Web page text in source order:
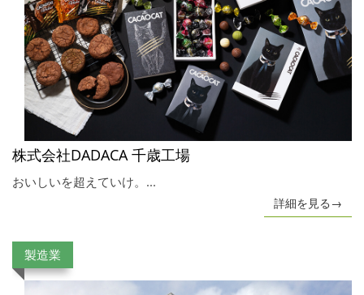
株式会社DADACA 千歳工場
おいしいを超えていけ。...
詳細を見る→
製造業